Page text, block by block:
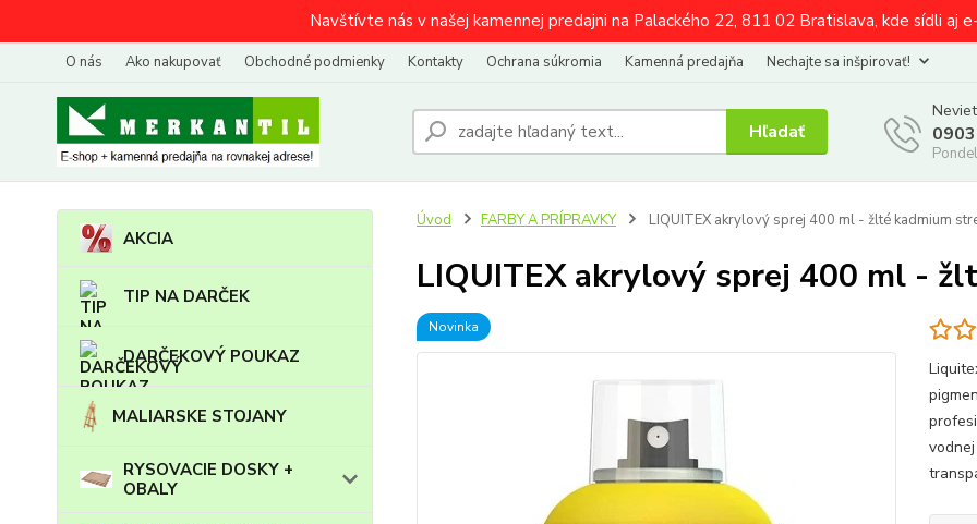
Navštívte nás v našej kamennej predajni na Palackého 22, 811 02 Bratislava, kde sídli aj
O nás Ako nakupovať Obchodné podmienky Kontakty Ochrana súkromia Kamenná predajňa Nechajte sa inšpirovať!
Hľadať
AKCIA
TIP NA DARČEK
DARČEKOVÝ POUKAZ
MALIARSKE STOJANY
RYSOVACIE DOSKY +
OBALY
Úvod FARBY A PRÍPRAVKY LIQUITEX akrylový sprej 400 ml - žlté kadmium
LIQUITEX akrylový sprej 400 ml -
Novinka